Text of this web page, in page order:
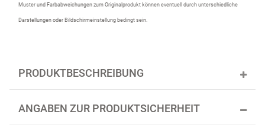
Muster und Farbabweichungen zum Originalprodukt können eventuell durch unterschiedliche
Darstellungen oder Bildschirmeinstellung bedingt sein.
PRODUKTBESCHREIBUNG
ANGABEN ZUR PRODUKTSICHERHEIT